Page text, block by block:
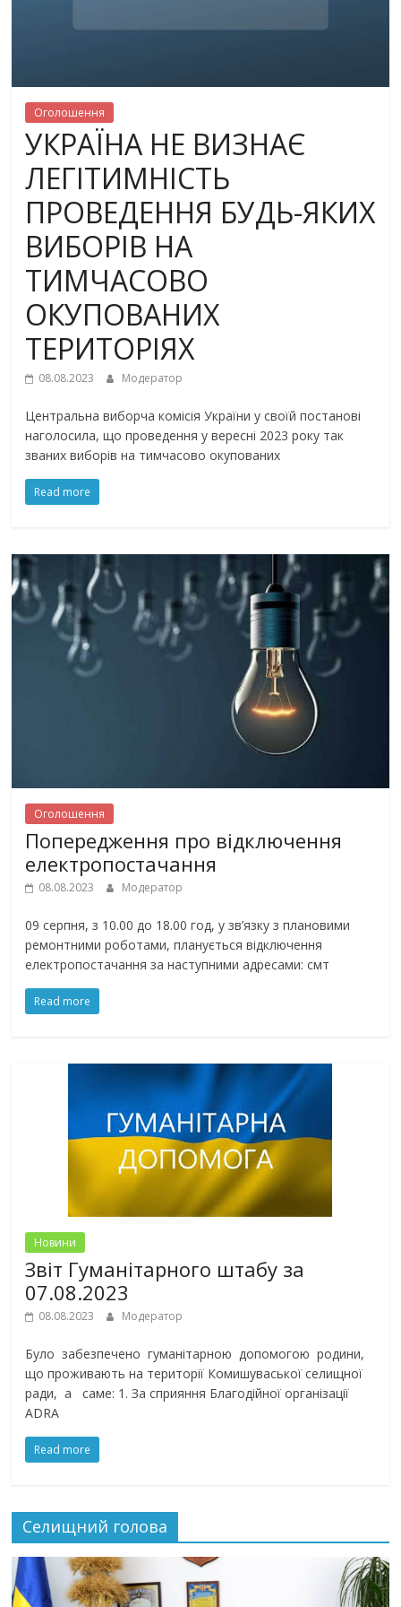
Оголошення
УКРАЇНА НЕ ВИЗНАЄ
ЛЕГІТИМНІСТЬ
ПРОВЕДЕННЯ БУДЬ-ЯКИХ
ВИБОРІВ НА
ТИМЧАСОВО
ОКУПОВАНИХ
ТЕРИТОРІЯХ
08.08.2023 Модератор
Центральна виборча комісія України у своїй постанові
наголосила, що проведення у вересні 2023 року так
званих виборів на тимчасово окупованих
Read more
Оголошення
Попередження про відключення
електропостачання
08.08.2023 Модератор
09 серпня, з 10.00 до 18.00 год, у зв’язку з плановими
ремонтними роботами, планується відключення
електропостачання за наступними адресами: смт
Read more
Новини
Звіт Гуманітарного штабу за
07.08.2023
08.08.2023 Модератор
Було забезпечено гуманітарною допомогою родини,
що проживають на території Комишуваської селищної
ради, а саме: 1. За сприяння Благодійної організації
ADRA
Read more
Селищний голова